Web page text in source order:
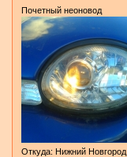
Почетный неоновод
Откуда: Нижний Новгород